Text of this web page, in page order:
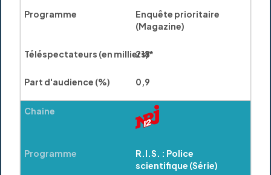
Enquête prioritaire
(Magazine)
218
0,9
R.I.S. : Police
scientifique (Série)